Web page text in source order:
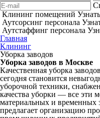
Клининг помещений
Аутсорсинг персонала
Аутстаффинг персонала
Главная
Клининг
Уборка заводов
Уборка заводов в Москве
Качественная уборка
сегодня становится
уборочной техники,
качества уборки — все эти
материальных и временных
предлагает организацию